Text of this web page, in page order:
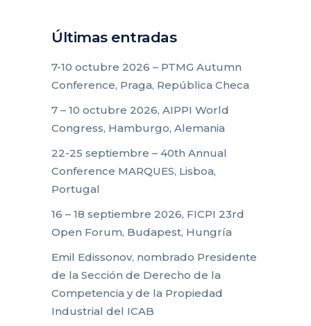
Últimas entradas
7-10 octubre 2026 – PTMG Autumn
Conference, Praga, República Checa
7 – 10 octubre 2026, AIPPI World
Congress, Hamburgo, Alemania
22-25 septiembre – 40th Annual
Conference MARQUES, Lisboa,
Portugal
16 – 18 septiembre 2026, FICPI 23rd
Open Forum, Budapest, Hungría
Emil Edissonov, nombrado Presidente
de la Sección de Derecho de la
Competencia y de la Propiedad
Industrial del ICAB